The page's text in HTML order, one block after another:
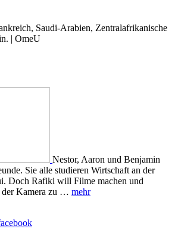
Saudi-Arabien, Zentralafrikanische
| OmeU
Nestor, Aaron und Benjamin
Sie alle studieren Wirtschaft an der
Doch Rafiki will Filme machen und
der Kamera zu … mehr